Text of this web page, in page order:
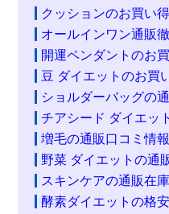
クッションのお買い
オールインワン通販
開運ペンダントのお
豆 ダイエットのお買
ショルダーバッグの
チアシード ダイエッ
増毛の通販口コミ情報
野菜 ダイエットの通
スキンケアの通販在庫
酵素ダイエットの格